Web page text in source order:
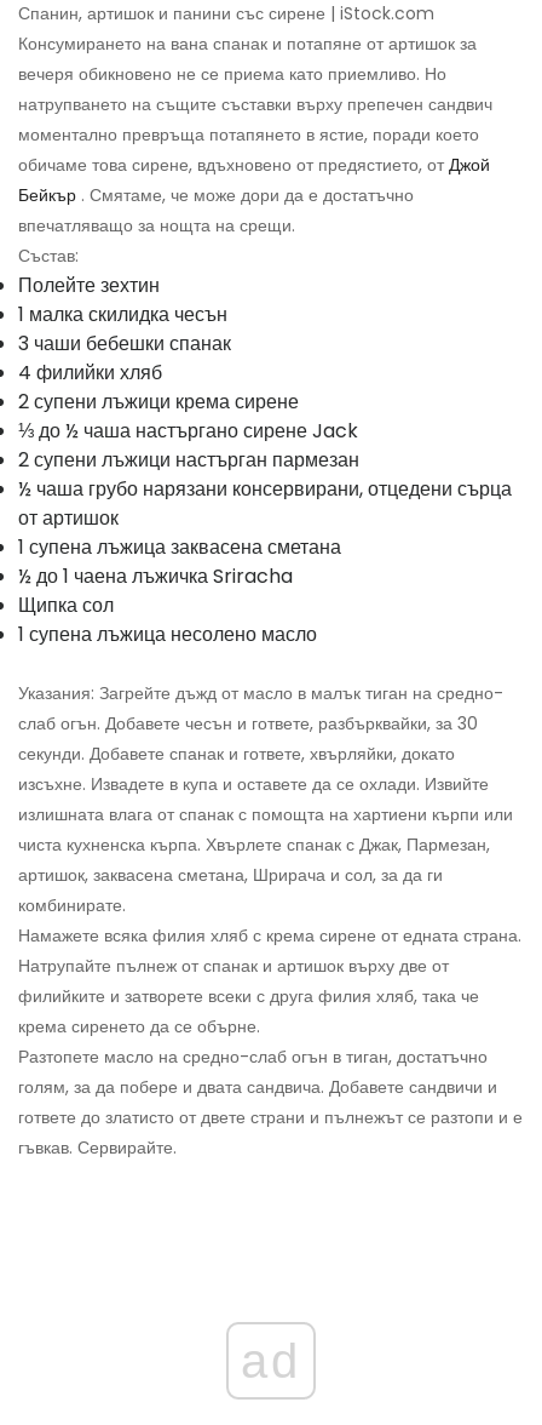
Спанин, артишок и панини със сирене | iStock.com
Консумирането на вана спанак и потапяне от артишок за
вечеря обикновено не се приема като приемливо. Но
натрупването на същите съставки върху препечен сандвич
моментално превръща потапянето в ястие, поради което
обичаме това сирене, вдъхновено от предястието, отДжой
Бейкър . Смятаме, че може дори да е достатъчно
впечатляващо за нощта на срещи.
Състав:
Полейте зехтин
1 малка скилидка чесън
3 чаши бебешки спанак
4 филийки хляб
2 супени лъжици крема сирене
⅓ до ½ чаша настъргано сирене Jack
2 супени лъжици настърган пармезан
½ чаша грубо нарязани консервирани, отцедени сърца
от артишок
1 супена лъжица заквасена сметана
½ до 1 чаена лъжичка Sriracha
Щипка сол
1 супена лъжица несолено масло
Указания: Загрейте дъжд от масло в малък тиган на средно-
слаб огън. Добавете чесън и гответе, разбърквайки, за 30
секунди. Добавете спанак и гответе, хвърляйки, докато
изсъхне. Извадете в купа и оставете да се охлади. Извийте
излишната влага от спанак с помощта на хартиени кърпи или
чиста кухненска кърпа. Хвърлете спанак с Джак, Пармезан,
артишок, заквасена сметана, Шрирача и сол, за да ги
комбинирате.
Намажете всяка филия хляб с крема сирене от едната страна.
Натрупайте пълнеж от спанак и артишок върху две от
филийките и затворете всеки с друга филия хляб, така че
крема сиренето да се обърне.
Разтопете масло на средно-слаб огън в тиган, достатъчно
голям, за да побере и двата сандвича. Добавете сандвичи и
гответе до златисто от двете страни и пълнежът се разтопи и е
гъвкав. Сервирайте.
ad